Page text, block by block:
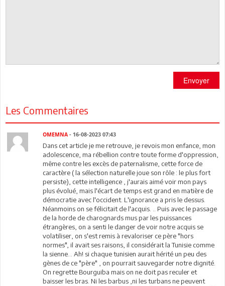
Envoyer
Les Commentaires
OMEMNA - 16-08-2023 07:43
Dans cet article je me retrouve, je revois mon enfance, mon
adolescence, ma rébellion contre toute forme d'oppression,
même contre les excès de paternalisme, cette force de
caractère ( la sélection naturelle joue son rôle : le plus fort
persiste), cette intelligence , j'aurais aimé voir mon pays
plus évolué, mais l'écart de temps est grand en matière de
démocratie avec l'occident. L'ignorance a pris le dessus.
Néanmoins on se félicitait de l'acquis. .. Puis avec le passage
de la horde de charognards mus par les puissances
étrangères, on a senti le danger de voir notre acquis se
volatiliser, on s'est remis à revaloriser ce père "hors
normes", il avait ses raisons, il considérait la Tunisie comme
la sienne... Ah! si chaque tunisien aurait hérité un peu des
gènes de ce "père" , on pourrait sauvegarder notre dignité.
On regrette Bourguiba mais on ne doit pas reculer et
baisser les bras. Ni les barbus ,ni les turbans ne peuvent